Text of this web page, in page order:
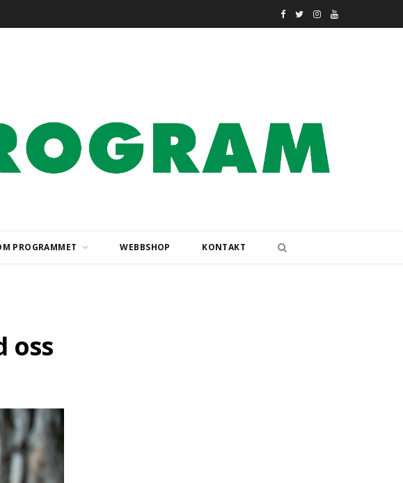
F
b
o
T
t
e
I
a
Y
PROGRAMMET WEBBSHOP KONTAKT
oss